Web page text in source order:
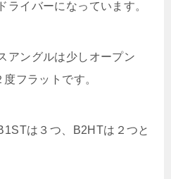
ライバーになっています。
アングルは少しオープン
フラットです。
は３つ、B2HTは２つと